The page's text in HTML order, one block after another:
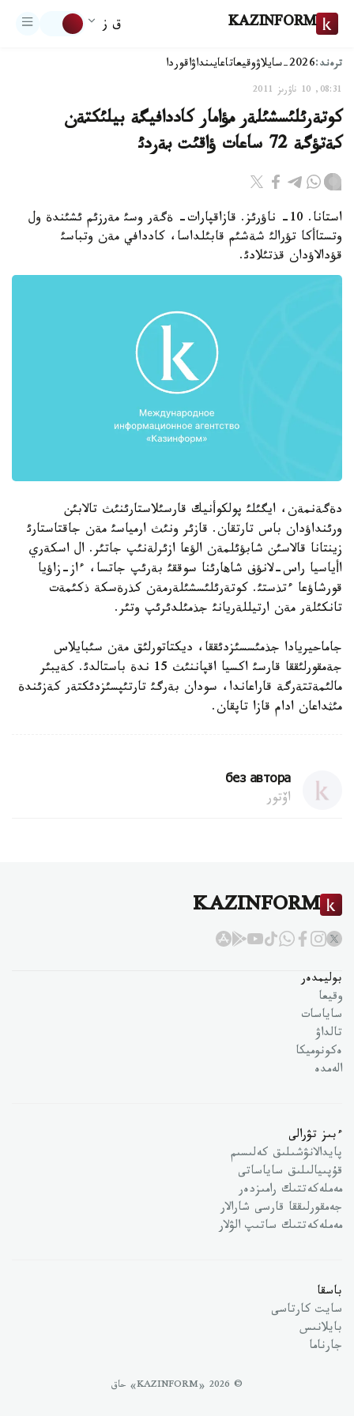
KAZINFORM ق ز
ترەند:2026-سايلاۋ وقيعاتاعايىنداۋاقوردا
08:31, 10 ناۋرىز 2011
كوتةرئلئسشئلةر مؤامار كاددافيگة بيلئكتةن
كةتؤگة 72 ساعات ؤاقئت بةردئ
استانا. 10- ناؤرئز. قازاقپارات- ةگةر وسئ مةرزئم ئشئندة ول
وتستاأكا تؤرالئ شةشئم قابئلداسا، كاددافي مةن وتباسئ
قؤدالاؤدان قذتئلادئ.
دةگةنمةن، ايگئلئ پولكوأنيك قارسئلاستارئنئث تالابئن
ورئنداؤدان باس تارتقان. قازئر ونئث ارمياسئ مةن جاقتاستارئ
زينتانا قالاسئن شابؤئلمةن الؤعا ازئرلةنئپ جاتئر. ال اسكةري
اأياسيا راس-لانؤف شاهارئنا سوققئ بةرئپ جاتسا، ءاز-زاؤيا
قورشاؤعا ءتذستئ. كوتةرئلئسشئلةرمةن كذرةسكة ذكئمةت
تانكئلةر مةن ارتيللةريانئ جذمئلدئرئپ وتئر.
جاماحيريادا جذمئسسئزدئققا، ديكتاتورلئق مةن سئبايلاس
جةمقورلئققا قارسئ اكسيا اقپاننئث 15 ندة باستالدئ. كةيبئر
مالئمةتتةرگة قاراعاندا، سودان بةرگئ تارتئپسئزدئكتةر كةزئندة
مئثداعان ادام قازا تاپقان.
без автора
اۆتور
KAZINFORM
بوليمدەر
وقيعا
ساياسات
تالداۋ
ەكونوميكا
الەمدە
ءبىز تۋرالى
پايدالانۋشىلىق كەلىسىم
قۇپىيالىلىق ساياساتى
مەملەكەتتىك رامىزدەر
جەمقورلىققا قارسى شارالار
مەملەكەتتىك ساتىپ الۋلار
باسقا
سايت كارتاسى
بايلانىس
جارناما
© 2026 «KAZINFORM» حاق